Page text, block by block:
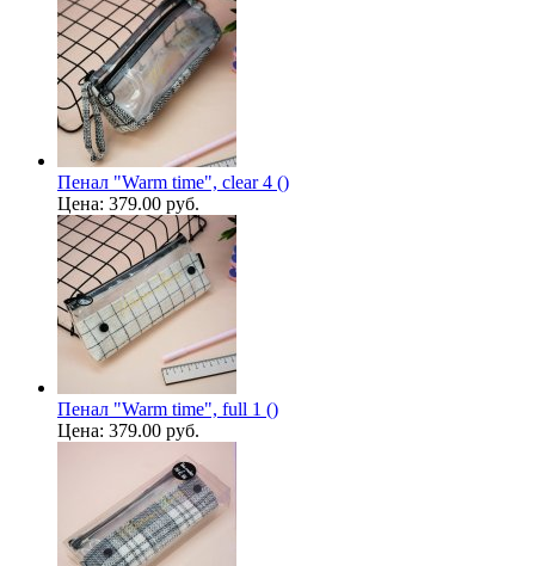
Пенал "Warm time", clear 4 ()
Цена: 379.00 руб.
Пенал "Warm time", full 1 ()
Цена: 379.00 руб.